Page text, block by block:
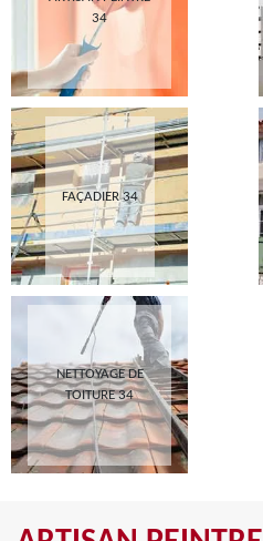
34
FAÇADIER 34
NETTOYAGE DE
TOITURE 34